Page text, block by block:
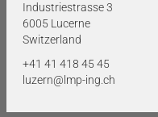
Industriestrasse 3
6005 Lucerne
Switzerland
+41 41 418 45 45
luzern@lmp-ing.ch